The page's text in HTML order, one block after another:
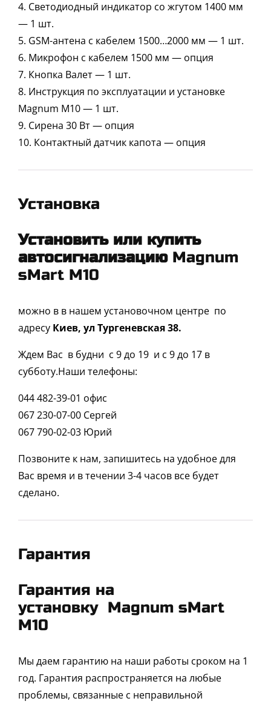
4. Светодиодный индикатор со жгутом 1400 мм
— 1 шт.
5. GSM-антена с кабелем 1500…2000 мм — 1 шт.
6. Микрофон с кабелем 1500 мм — опция
7. Кнопка Валет — 1 шт.
8. Инструкция по эксплуатации и установке
Magnum М10 — 1 шт.
9. Сирена 30 Вт — опция
10. Контактный датчик капота — опция
Установка
Установить или купить
автосигнализацию Magnum
sMart M10
можно в в нашем установочном центре по
адресу Киев, ул Тургеневская 38.
Ждем Вас в будни с 9 до 19 и с 9 до 17 в
субботу.Наши телефоны:
044 482-39-01 офис
067 230-07-00 Сергей
067 790-02-03 Юрий
Позвоните к нам, запишитесь на удобное для
Вас время и в течении 3-4 часов все будет
сделано.
Гарантия
Гарантия на
установку Magnum sMart
M10
Мы даем гарантию на наши работы сроком на 1
год. Гарантия распространяется на любые
проблемы, связанные с неправильной